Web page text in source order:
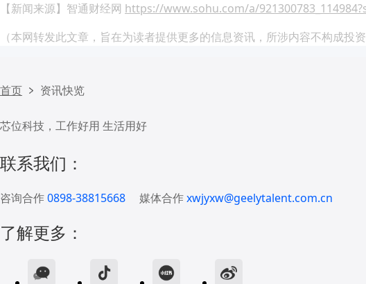
【新闻来源】智通财经网 https://www.sohu.com/a/
（本网转发此文章，旨在为读者提供更多的信息资讯，所涉内容不构成
首页 资讯快览
芯位科技，工作好用 生活用好
联系我们：
咨询合作0898-38815668 媒体合作xwjyxw@geelytalent.com.cn
了解更多：